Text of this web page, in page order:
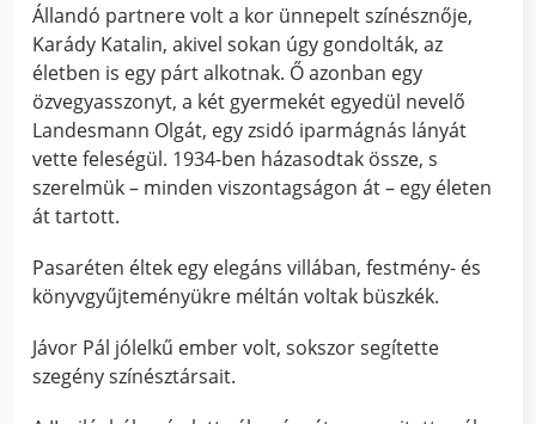
Állandó partnere volt a kor ünnepelt színésznője,
Karády Katalin, akivel sokan úgy gondolták, az
életben is egy párt alkotnak. Ő azonban egy
özvegyasszonyt, a két gyermekét egyedül nevelő
Landesmann Olgát, egy zsidó iparmágnás lányát
vette feleségül. 1934-ben házasodtak össze, s
szerelmük – minden viszontagságon át – egy életen
át tartott.
Pasaréten éltek egy elegáns villában, festmény- és
könyvgyűjteményükre méltán voltak büszkék.
Jávor Pál jólelkű ember volt, sokszor segítette
szegény színésztársait.